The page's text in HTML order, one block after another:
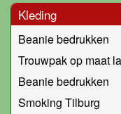
Kleding
Beanie bedrukken
Trouwpak op maat
Beanie bedrukken
Smoking Tilburg